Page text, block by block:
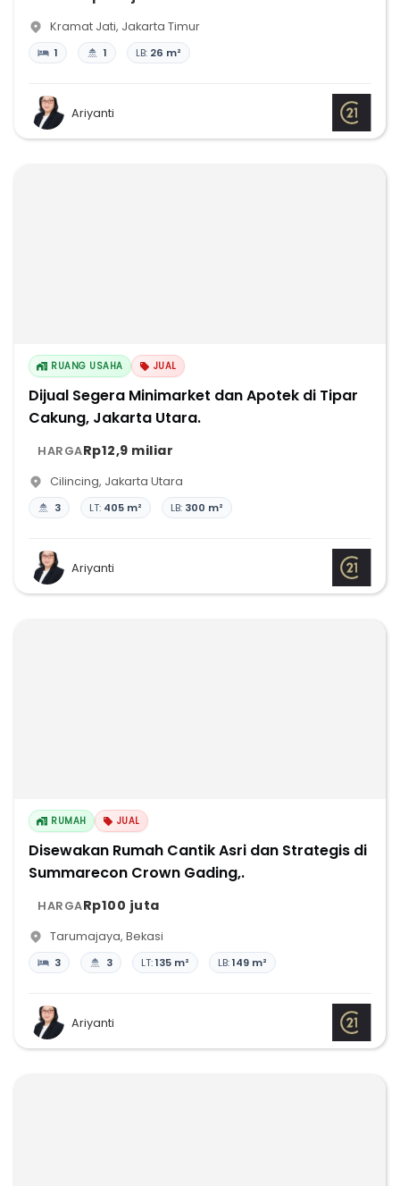
Kramat Jati, Jakarta Timur
1 1 LB: 26 m²
Ariyanti
RUANG USAHA JUAL
Dijual Segera Minimarket dan Apotek di Tipar
Cakung, Jakarta Utara.
HARGARp12,9 miliar
Cilincing, Jakarta Utara
3 LT: 405 m² LB: 300 m²
Ariyanti
RUMAH JUAL
Disewakan Rumah Cantik Asri dan Strategis di
Summarecon Crown Gading,.
HARGARp100 juta
Tarumajaya, Bekasi
3 3 LT:135 m² LB:149 m²
Ariyanti